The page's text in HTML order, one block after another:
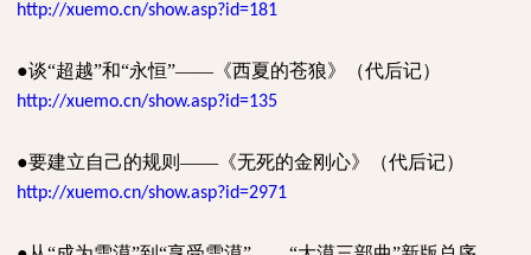
http://xuemo.cn/show.asp?id=181
●谈“超越”和“永恒”——《西夏的苍狼》（代后记）
http://xuemo.cn/show.asp?id=135
●要建立自己的规则——《无死的金刚心》（代后记）
http://xuemo.cn/show.asp?id=2971